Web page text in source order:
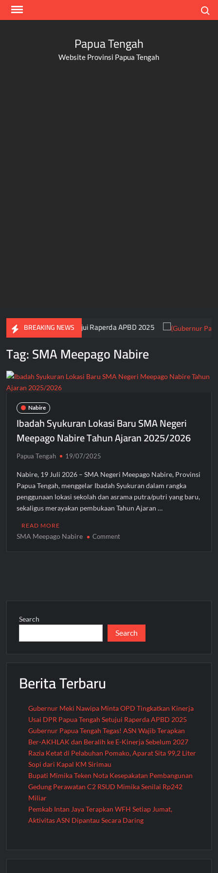
Skip
Papua Tengah
Website Provinsi Papua Tengah
BREAKING NEWS
Papua Tengah Setujui Raperda APBD 2025
Tag:SMA Meepago Nabire
Nabire
Ibadah Syukuran Lokasi Baru SMA Negeri
Meepago Nabire Tahun Ajaran 2025/2026
Papua Tengah 19/07/2025
Nabire, 19 Juli 2026 – SMA Negeri Meepago Nabire, Provinsi
Papua Tengah, menggelar Ibadah Syukuran dalam rangka
penggunaan lokasi sekolah dan asrama putra/putri yang baru,
sekaligus merayakan pembukaan Tahun Ajaran …
READ MORE
SMA Meepago Nabire Commenton
Tahun
Ajaran
Search
Search
Berita Terbaru
Gubernur Meki Nawipa Minta OPD Tingkatkan Kinerja
Usai DPR Papua Tengah Setujui Raperda APBD 2025
Gubernur Papua Tengah Tegas! ASN Wajib Terapkan
Ber-AKHLAK dan Beralih ke E-Kinerja Sebelum 2027
Razia Ketat di Pelabuhan Pomako, Aparat Sita 99,2 Liter
Sopi dari Kapal KM Sirimau
Bupati Mimika Teken Nota Kesepakatan Pembangunan
Gedung Perawatan C2 RSUD Mimika Senilai Rp242
Miliar
Pemkab Intan Jaya Terapkan WFH Setiap Jumat,
Aktivitas ASN Dipantau Secara Daring